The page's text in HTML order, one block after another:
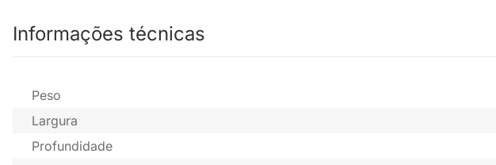
Informações técnicas
Peso
Largura
Profundidade